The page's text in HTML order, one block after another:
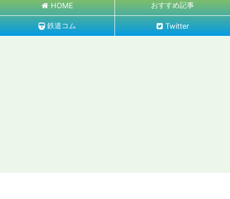
HOME おすすめ記事
鉄道コム Twitter